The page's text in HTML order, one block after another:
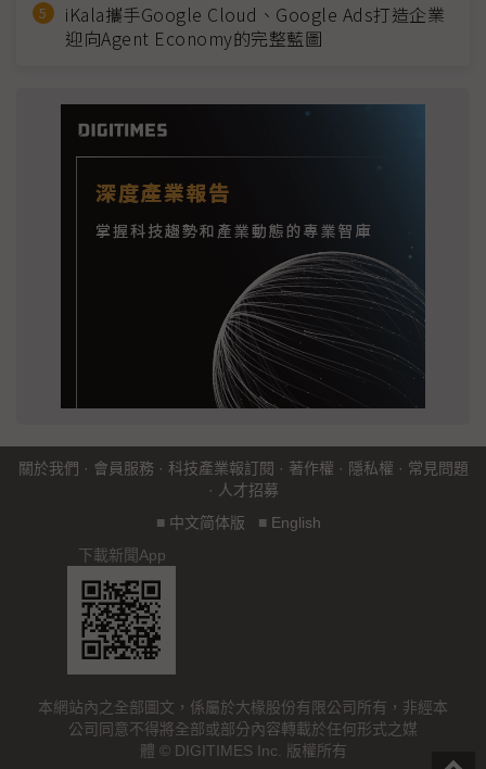
iKala攜手Google Cloud、Google Ads打造企業
迎向Agent Economy的完整藍圖
關於我們 · 會員服務 · 科技產業報訂閱 · 著作權 · 隱私權 · 常見問題
· 人才招募
■ 中文简体版 ■ English
下載新聞App
本網站內之全部圖文，係屬於大椽股份有限公司所有，非經本
公司同意不得將全部或部分內容轉載於任何形式之媒
體 © DIGITIMES Inc. 版權所有